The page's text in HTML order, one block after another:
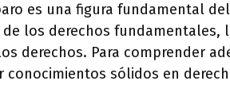
es una figura fundamental
los derechos fundamentales,
derechos. Para comprender
conocimientos sólidos en